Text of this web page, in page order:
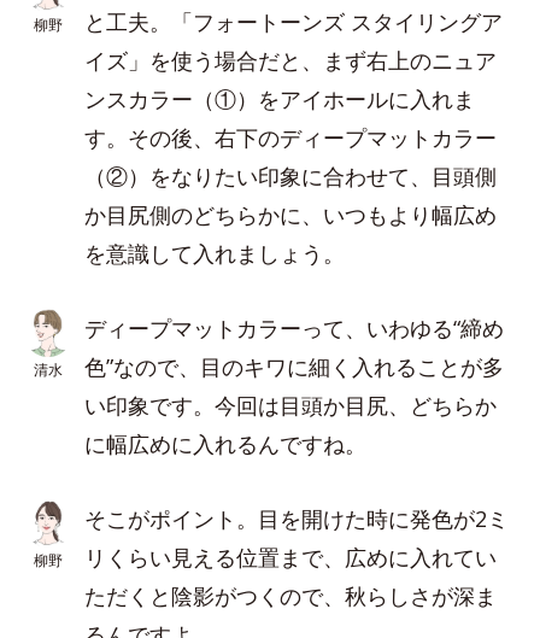
柳野
と工夫。「フォートーンズ スタイリングア
イズ」を使う場合だと、まず右上のニュア
ンスカラー（①）をアイホールに入れま
す。その後、右下のディープマットカラー
（②）をなりたい印象に合わせて、目頭側
か目尻側のどちらかに、いつもより幅広め
を意識して入れましょう。
清水
ディープマットカラーって、いわゆる“締め
色”なので、目のキワに細く入れることが多
い印象です。今回は目頭か目尻、どちらか
に幅広めに入れるんですね。
柳野
そこがポイント。目を開けた時に発色が2ミ
リくらい見える位置まで、広めに入れてい
ただくと陰影がつくので、秋らしさが深ま